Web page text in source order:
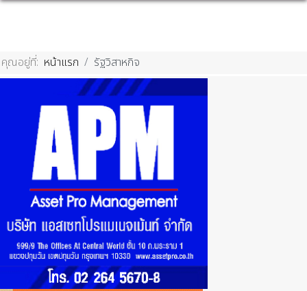
คุณอยู่ที่: หน้าแรก รัฐวิสาหกิจ